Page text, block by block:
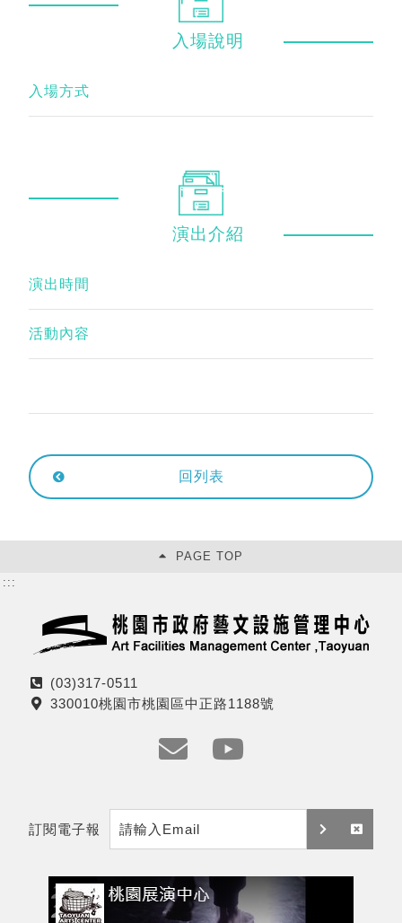
入場說明
入場方式
演出介紹
演出時間
活動內容
回列表
PAGE TOP
:::
電
話
(03)317-0511
地
330010桃園市桃園區中正路1188號
m
a
i
t
訂閱電子報
訂 取